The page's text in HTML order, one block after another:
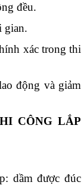
đều.
gian.
xác trong thi
động và giảm
CÔNG LẮP
dầm được đúc